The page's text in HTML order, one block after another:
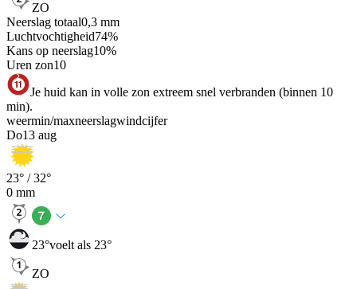
ZO
Neerslag totaal0,3 mm
Luchtvochtigheid74%
Kans op neerslag10%
Uren zon10
Je huid kan in volle zon extreem snel verbranden (binnen 10
min).
weermin/maxneerslagwindcijfer
Do13 aug
23° /32°
0 mm
23°voelt als 23°
ZO